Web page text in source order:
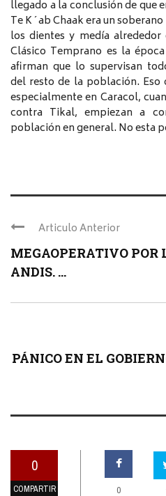
llegado a la conclusión de que
Te K´ab Chaak era un
los dientes y medía
Clásico Temprano es la
afirman que lo supervisan
del resto de la población.
especialmente en Caracol,
contra Tikal, empiezan a
población en general. No esta
Articulo Anterior
MEGAOPERATIVO POR
ANDIS. ...
PÁNICO EN EL
0
COMPARTIR 0